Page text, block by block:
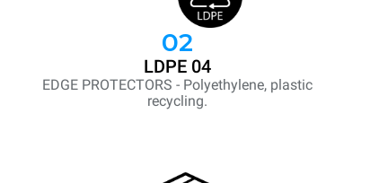
02
LDPE 04
EDGE PROTECTORS - Polyethylene, plastic
recycling.